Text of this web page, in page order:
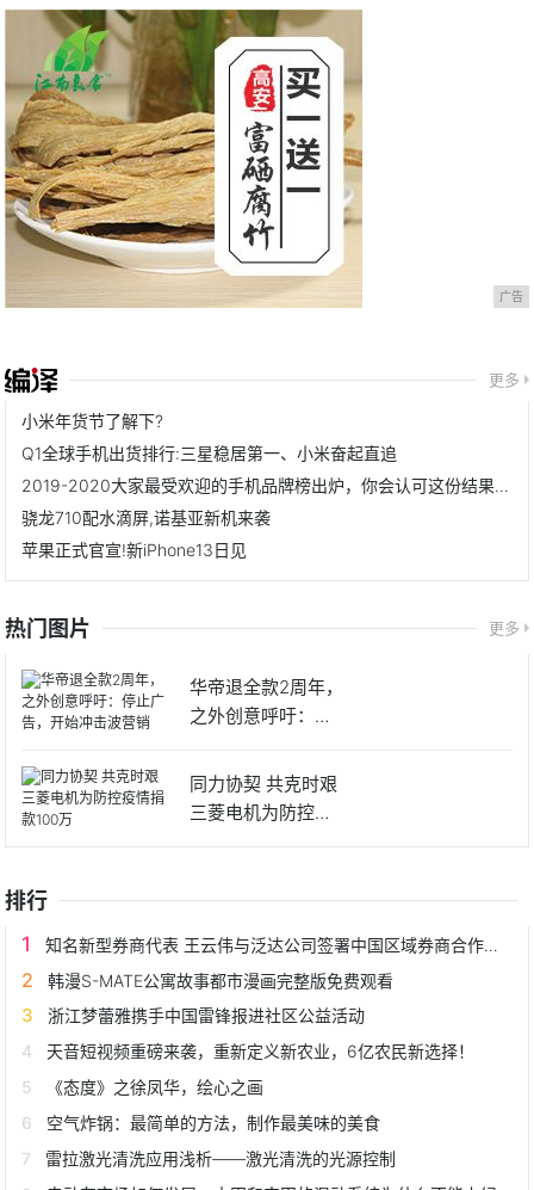
广告
更多
小米年货节了解下?
Q1全球手机出货排行:三星稳居第一、小米奋起直追
2019-2020大家最受欢迎的手机品牌榜出炉，你会认可这份结果吗？
骁龙710配水滴屏,诺基亚新机来袭
苹果正式官宣!新iPhone13日见
热门图片 更多
华帝退全款2周年，
之外创意呼吁：停
同力协契 共克时艰
三菱电机为防控疫
排行
知名新型券商代表 王云伟与泛达公司签署中国区域券商合作协议
韩漫S-MATE公寓故事都市漫画完整版免费观看
浙江梦蕾雅携手中国雷锋报进社区公益活动
天音短视频重磅来袭，重新定义新农业，6亿农民新选择！
《态度》之徐凤华，绘心之画
空气炸锅：最简单的方法，制作最美味的美食
雷拉激光清洗应用浅析——激光清洗的光源控制